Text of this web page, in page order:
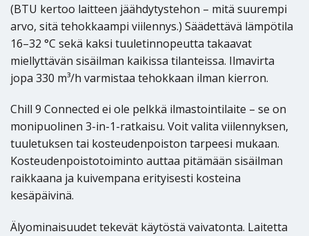
(BTU kertoo laitteen jäähdytystehon – mitä suurempi
arvo, sitä tehokkaampi viilennys.) Säädettävä lämpötila
16–32 °C sekä kaksi tuuletinnopeutta takaavat
miellyttävän sisäilman kaikissa tilanteissa. Ilmavirta
jopa 330 m³/h varmistaa tehokkaan ilman kierron.
Chill 9 Connected ei ole pelkkä ilmastointilaite – se on
monipuolinen 3-in-1-ratkaisu. Voit valita viilennyksen,
tuuletuksen tai kosteudenpoiston tarpeesi mukaan.
Kosteudenpoistotoiminto auttaa pitämään sisäilman
raikkaana ja kuivempana erityisesti kosteina
kesäpäivinä.
Älyominaisuudet tekevät käytöstä vaivatonta. Laitetta